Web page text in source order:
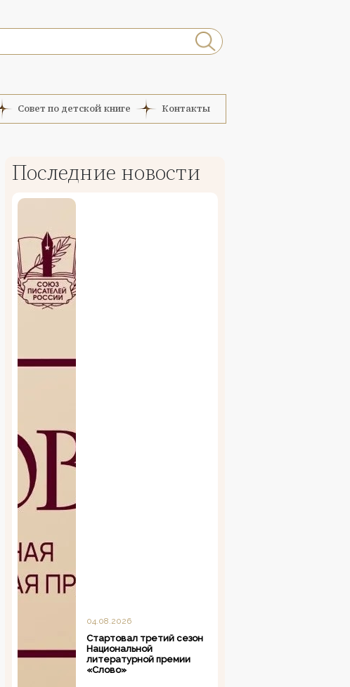
Совет по детской книге Контакты
Последние новости
04.08.2026
Стартовал третий сезон
Национальной
литературной премии
«Слово»